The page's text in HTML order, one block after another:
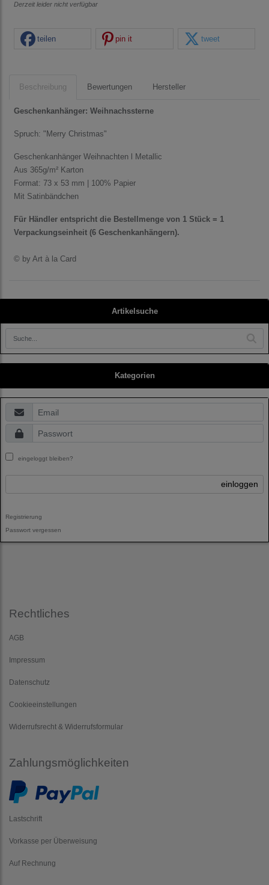
Artikelsuche
Kategorien
eingeloggt bleiben?
einloggen
Registrierung
Passwort vergessen
Derzeit leider nicht verfügbar
teilen pin it tweet
Beschreibung Bewertungen Hersteller
Geschenkanhänger: Weihnachssterne
Spruch: "Merry Christmas"
Geschenkanhänger Weihnachten l Metallic
Aus 365g/m² Karton
Format: 73 x 53 mm | 100% Papier
Mit Satinbändchen
Für Händler entspricht die Bestellmenge von 1 Stück = 1
Verpackungseinheit (6 Geschenkanhängern).
© by Art à la Card
Rechtliches
AGB
Impressum
Datenschutz
Cookieeinstellungen
Widerrufsrecht & Widerrufsformular
Zahlungsmöglichkeiten
Lastschrift
Vorkasse per Überweisung
Auf Rechnung